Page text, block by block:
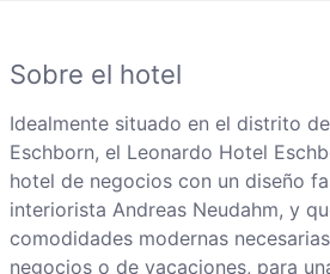
Sobre el hotel
Idealmente situado en el distrito
Eschborn, el Leonardo Hotel
hotel de negocios con un diseño
interiorista Andreas Neudahm, y
comodidades modernas
negocios o de vacaciones, para